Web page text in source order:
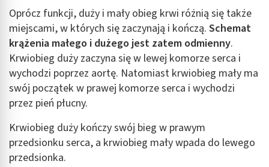
Oprócz funkcji, duży i mały obieg krwi różnią się także
miejscami, w których się zaczynają i kończą. Schemat
krążenia małego i dużego jest zatem odmienny.
Krwiobieg duży zaczyna się w lewej komorze serca i
wychodzi poprzez aortę. Natomiast krwiobieg mały ma
swój początek w prawej komorze serca i wychodzi
przez pień płucny.
Krwiobieg duży kończy swój bieg w prawym
przedsionku serca, a krwiobieg mały wpada do lewego
przedsionka.
Pomiar efektywności treści
Rozumienie odbiorców dzięki statystyce lub
kombinacji danych z różnych źródeł
Rozwój i ulepszanie usług
Wykorzystywanie ograniczonych danych do
wyboru treści
Funkcje specjalne IAB:
Użycie dokładnych danych geolokalizacyjnych